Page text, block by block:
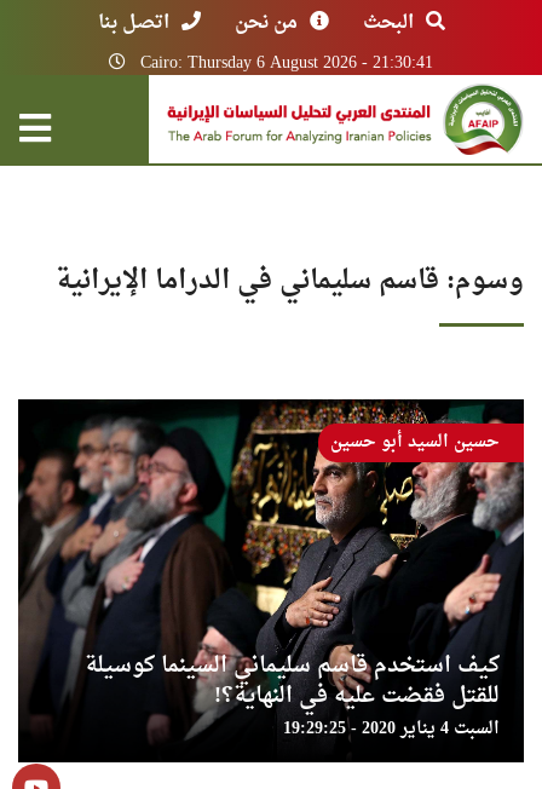
البحث من نحن اتصل بنا
Cairo: Thursday 6 August 2026 - 21:30:41
وسوم: قاسم سليماني في الدراما الإيرانية
كيف استخدم قاسم سليماني السينما كوسيلة
للقتل فقضت عليه في النهاية؟!
السبت 4 يناير 2020 - 19:29:25
حسين السيد أبو حسين